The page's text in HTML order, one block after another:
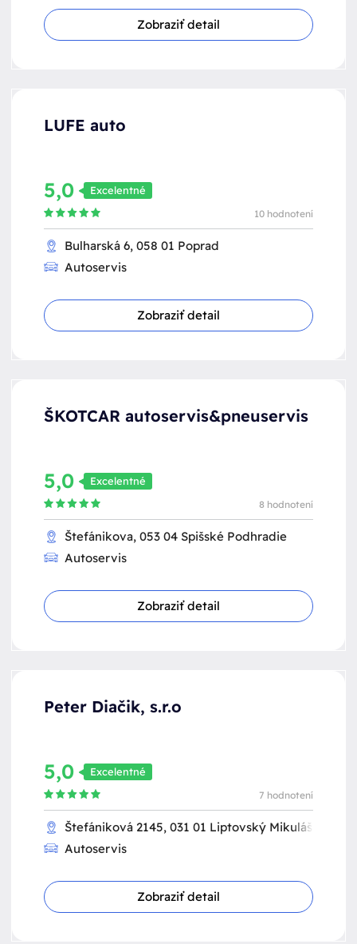
Zobraziť detail
LUFE auto
5,0 Excelentné
10 hodnotení
Bulharská 6, 058 01 Poprad
Autoservis
Zobraziť detail
ŠKOTCAR autoservis&pneuservis
5,0 Excelentné
8 hodnotení
Štefánikova, 053 04 Spišské Podhradie
Autoservis
Zobraziť detail
Peter Diačik, s.r.o
5,0 Excelentné
7 hodnotení
Štefániková 2145, 031 01 Liptovský Mikuláš
Autoservis
Zobraziť detail